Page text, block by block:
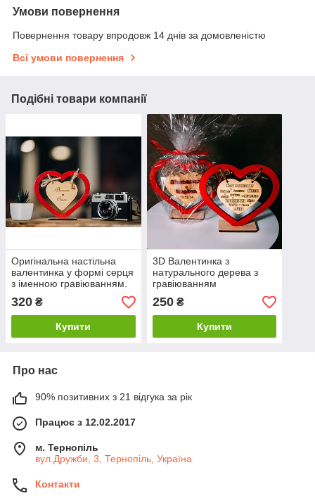
Умови повернення
Повернення товару впродовж 14 днів за домовленістю
Всі умови повернення
Подібні товари компанії
Оригінальна настільна
валентинка у формі серця
з іменною гравіюванням.
320 ₴
Купити
3D Валентинка з
натурального дерева з
гравіюванням
250₴
Купити
Про нас
90% позитивних з 21 відгука за рік
Працює з 12.02.2017
м. Тернопіль
вул.Дружби, 3, Тернопіль, Україна
Контакти